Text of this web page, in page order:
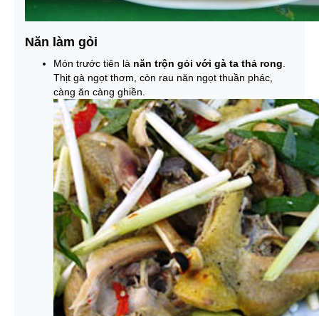
Năn làm gỏi
Món trước tiên là năn trộn gỏi với gà ta thả rong
Thịt gà ngọt thơm, còn rau năn ngọt thuần phác,
càng ăn càng ghiền.